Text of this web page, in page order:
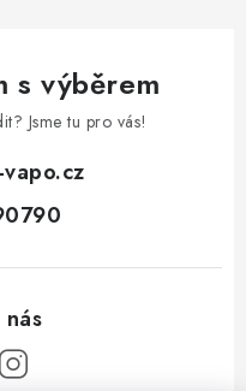
s výběrem
Jsme tu pro vás!